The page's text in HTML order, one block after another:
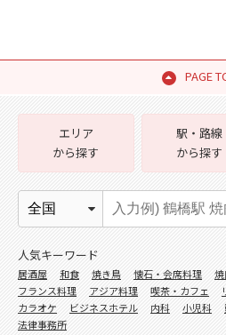
PAGE
エリア
から探す
駅・路線
から探す
人気キーワード
居酒屋 和食 焼き鳥 懐石・会席料理
フランス料理
アジア料理 喫茶・カフェ
カラオケ
ビジネスホテル 内科 小児科
法律事務所